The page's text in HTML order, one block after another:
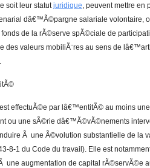
soit leur statutjuridique, peuvent mettre
dâ€™Ã©pargne salariale volontaire,
fonds de la rÃ©serve spÃ©ciale de
des valeurs mobiliÃ¨res au sens de
effectuÃ©e par lâ€™entitÃ© au moins
ou une sÃ©rie dâ€™Ã©vÃ©nements
Ã une Ã©volution substantielle de la
8-1 du Code du travail). Elle est
une augmentation de capital rÃ©servÃ©e